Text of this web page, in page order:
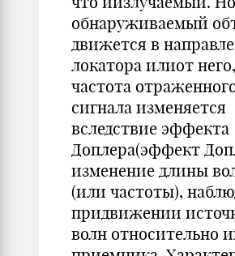
обнаруживаемый
движется в
локатора илиот него,
частота
сигнала изменяется
вследствие эффекта
Доплера(эффект
изменение длины
(или частоты),
придвижении
волн относительно